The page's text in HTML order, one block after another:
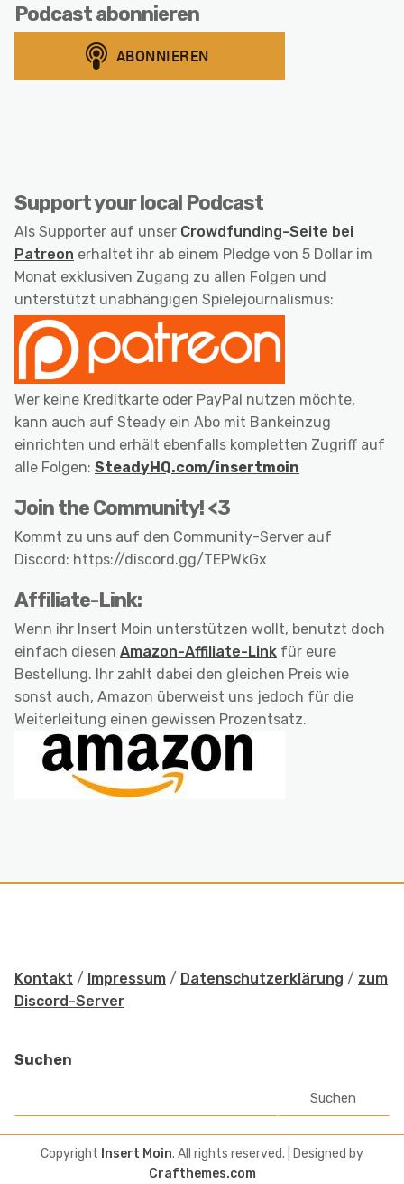
Podcast abonnieren
Support your local Podcast
Als Supporter auf unser Crowdfunding-Seite bei
Patreon erhaltet ihr ab einem Pledge von 5 Dollar im
Monat exklusiven Zugang zu allen Folgen und
unterstützt unabhängigen Spielejournalismus:
Wer keine Kreditkarte oder PayPal nutzen möchte,
kann auch auf Steady ein Abo mit Bankeinzug
einrichten und erhält ebenfalls kompletten Zugriff auf
alle Folgen: SteadyHQ.com/insertmoin
Join the Community! <3
Kommt zu uns auf den Community-Server auf
Discord: https://discord.gg/TEPWkGx
Affiliate-Link:
Wenn ihr Insert Moin unterstützen wollt, benutzt doch
einfach diesen Amazon-Affiliate-Link für eure
Bestellung. Ihr zahlt dabei den gleichen Preis wie
sonst auch, Amazon überweist uns jedoch für die
Weiterleitung einen gewissen Prozentsatz.
Kontakt / Impressum / Datenschutzerklärung / zum
Discord-Server
Suchen
Suchen
Copyright Insert Moin. All rights reserved.
| Designed by
Crafthemes.com